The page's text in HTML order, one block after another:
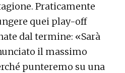
Praticamente
quei play-off
dal termine: «Sarà
il massimo
punteremo su una